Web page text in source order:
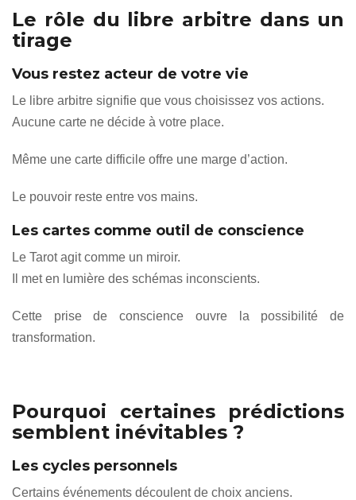
Le rôle du libre arbitre dans un
tirage
Vous restez acteur de votre vie
Le libre arbitre signifie que vous choisissez vos actions.
Aucune carte ne décide à votre place.
Même une carte difficile offre une marge d’action.
Le pouvoir reste entre vos mains.
Les cartes comme outil de conscience
Le Tarot agit comme un miroir.
Il met en lumière des schémas inconscients.
Cette prise de conscience ouvre la possibilité de
transformation.
Pourquoi certaines prédictions
semblent inévitables ?
Les cycles personnels
Certains événements découlent de choix anciens.